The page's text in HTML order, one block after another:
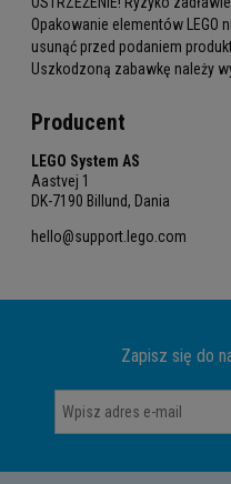
Opakowanie elementów LEGO
usunąć przed podaniem
Uszkodzoną zabawkę należy
Producent
LEGO System AS
Aastvej 1
DK-7190 Billund, Dania
hello@support.lego.com
Zapisz się do